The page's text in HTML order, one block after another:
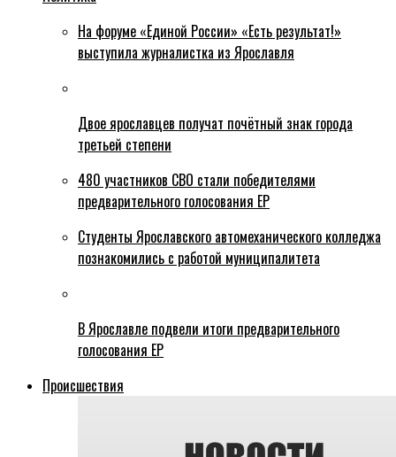
На форуме «Единой России» «Есть результат!»
выступила журналистка из Ярославля
Двое ярославцев получат почётный знак города
третьей степени
480 участников СВО стали победителями
предварительного голосования ЕР
Студенты Ярославского автомеханического колледжа
познакомились с работой муниципалитета
В Ярославле подвели итоги предварительного
голосования ЕР
Происшествия